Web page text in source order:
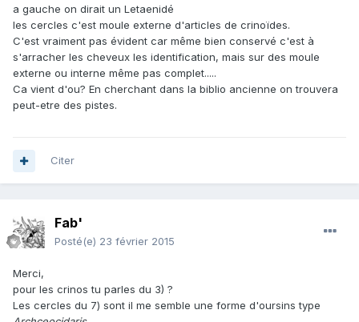
a gauche on dirait un Letaenidé
les cercles c'est moule externe d'articles de crinoïdes.
C'est vraiment pas évident car même bien conservé c'est à
s'arracher les cheveux les identification, mais sur des moule
externe ou interne même pas complet.....
Ca vient d'ou? En cherchant dans la biblio ancienne on trouvera
peut-etre des pistes.
Citer
Fab'
Posté(e) 23 février 2015
Merci,
pour les crinos tu parles du 3) ?
Les cercles du 7) sont il me semble une forme d'oursins type